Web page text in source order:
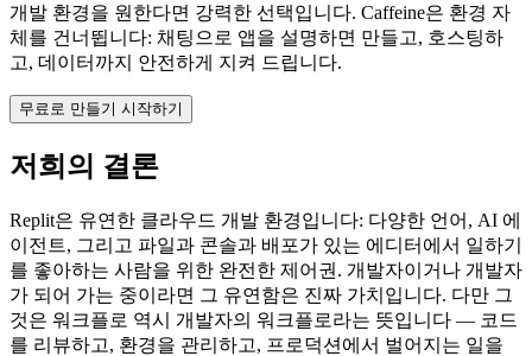
개발 환경을 원한다면 강력한 선택입니다. Caffeine은 환경 자
체를 건너뜁니다: 채팅으로 앱을 설명하면 만들고, 호스팅하
고, 데이터까지 안전하게 지켜 드립니다.
무료로 만들기 시작하기
저희의 결론
Replit은 유연한 클라우드 개발 환경입니다: 다양한 언어, AI 에
이전트, 그리고 파일과 콘솔과 배포가 있는 에디터에서 일하기
를 좋아하는 사람을 위한 완전한 제어권. 개발자이거나 개발자
가 되어 가는 중이라면 그 유연함은 진짜 가치입니다. 다만 그
것은 워크플로 역시 개발자의 워크플로라는 뜻입니다 — 코드
를 리뷰하고, 환경을 관리하고, 프로덕션에서 벌어지는 일을